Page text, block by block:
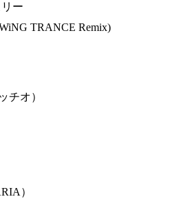
ー
TRANCE Remix)
チオ）
）